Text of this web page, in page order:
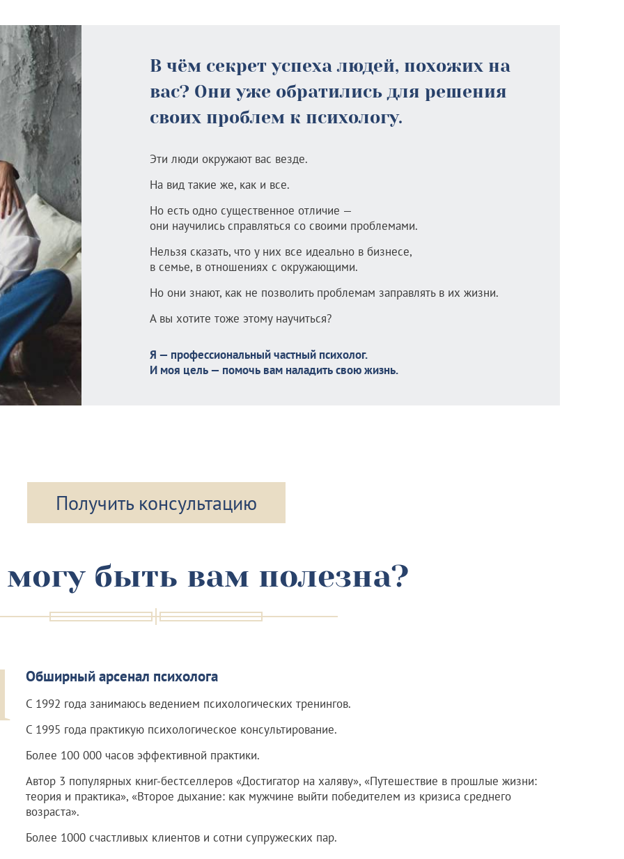
В чём секрет успеха людей, похожих на
вас? Они уже обратились для решения
своих проблем к психологу.
Эти люди окружают вас везде.
На вид такие же, как и все.
Но есть одно существенное отличие —
они научились справляться со своими проблемами.
Нельзя сказать, что у них все идеально в бизнесе,
в семье, в отношениях с окружающими.
Но они знают, как не позволить проблемам заправлять в их жизни.
А вы хотите тоже этому научиться?
Я — профессиональный частный психолог.
И моя цель — помочь вам наладить свою жизнь.
Получить консультацию
быть вам полезна?
Обширный арсенал психолога
С 1992 года занимаюсь ведением психологических тренингов.
С 1995 года практикую психологическое консультирование.
Более 100 000 часов эффективной практики.
Автор 3 популярных книг-бестселлеров «Достигатор на халяву», «Путешествие в прошлые жизни:
теория и практика», «Второе дыхание: как мужчине выйти победителем из кризиса среднего
возраста».
Более 1000 счастливых клиентов и сотни супружеских пар.